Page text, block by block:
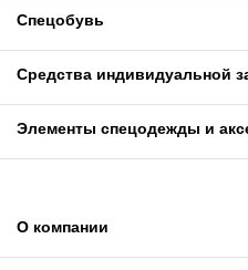
Спецобувь
Средства индивидуальной
Элементы спецодежды и
О компании